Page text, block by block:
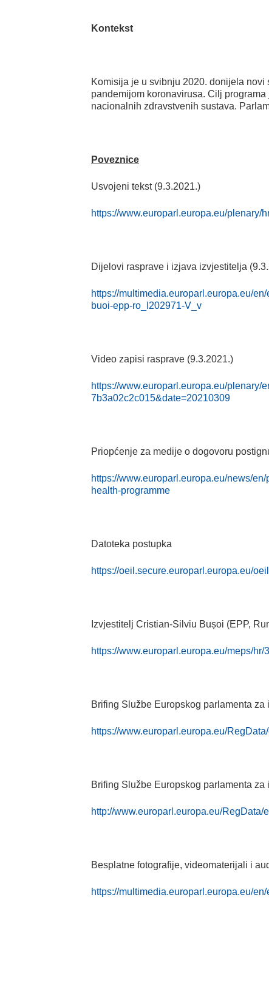
Kontekst
Komisija je u svibnju 2020. donijela novi
pandemijom koronavirusa. Cilj
nacionalnih zdravstvenih sustava.
Poveznice
Usvojeni tekst (9.3.2021.)
https://www.europarl.europa.eu/plenary/
Dijelovi rasprave i izjava izvjestitelja
https://multimedia.europarl.europa.eu/
buoi-epp-ro_I202971-V_v
Video zapisi rasprave (9.3.2021.)
https://www.europarl.europa.eu/
7b3a02c2c015&date=20210309
Priopćenje za medije o dogovoru
https://www.europarl.europa.eu/news/
health-programme
Datoteka postupka
https://oeil.secure.europarl.europa.eu/
Izvjestitelj Cristian-Silviu Bușoi (EPP,
https://www.europarl.europa.eu/meps/
Brifing Službe Europskog parlamenta za
https://www.europarl.europa.eu/
Brifing Službe Europskog parlamenta za
http://www.europarl.europa.eu/
Besplatne fotografije, videomaterijali i
https://multimedia.europarl.europa.eu/